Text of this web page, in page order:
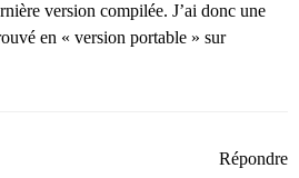
version compilée. J’ai donc une
en « version portable » sur
Répondre